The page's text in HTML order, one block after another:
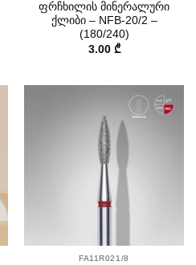
ფრჩხილის მინერალური
ქლიბი – NFB-20/2 –
(180/240)
3.00 ₾
FA11R021/8